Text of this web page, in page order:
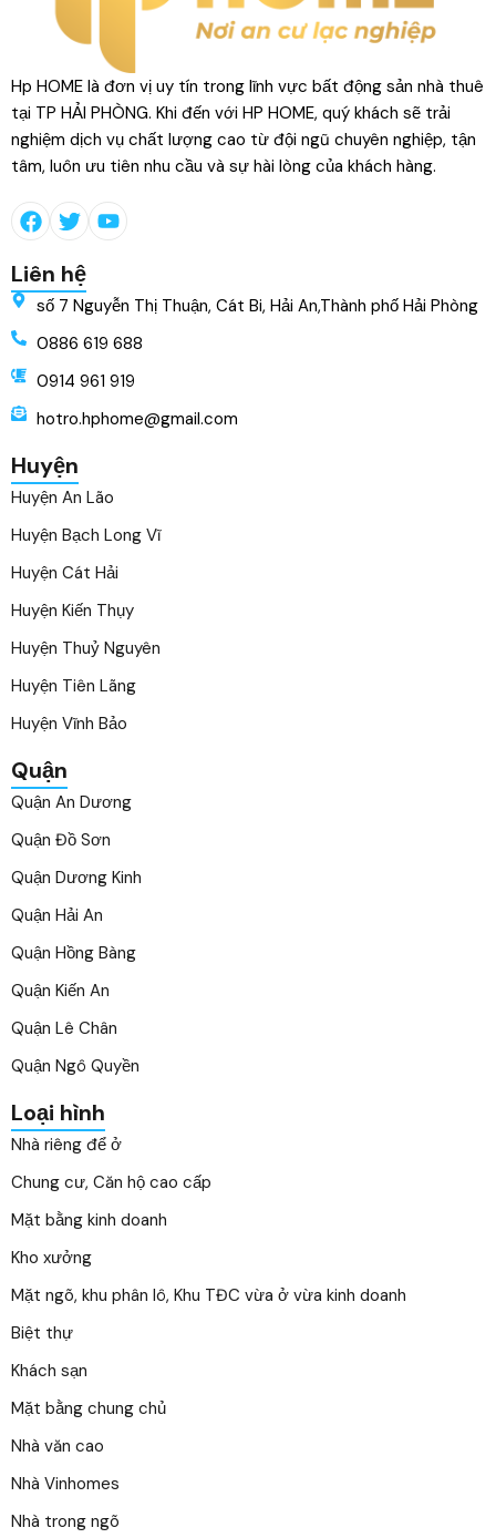
Hp HOME là đơn vị uy tín trong lĩnh vực bất động sản nhà thuê
tại TP HẢI PHÒNG. Khi đến với HP HOME, quý khách sẽ trải
nghiệm dịch vụ chất lượng cao từ đội ngũ chuyên nghiệp, tận
tâm, luôn ưu tiên nhu cầu và sự hài lòng của khách hàng.
Liên hệ
số 7 Nguyễn Thị Thuận, Cát Bi, Hải An,Thành phố Hải Phòng
0886 619 688
0914 961 919
hotro.hphome@gmail.com
Huyện
Huyện An Lão
Huyện Bạch Long Vĩ
Huyện Cát Hải
Huyện Kiến Thụy
Huyện Thuỷ Nguyên
Huyện Tiên Lãng
Huyện Vĩnh Bảo
Quận
Quận An Dương
Quận Đồ Sơn
Quận Dương Kinh
Quận Hải An
Quận Hồng Bàng
Quận Kiến An
Quận Lê Chân
Quận Ngô Quyền
Loại hình
Nhà riêng để ở
Chung cư, Căn hộ cao cấp
Mặt bằng kinh doanh
Kho xưởng
Mặt ngõ, khu phân lô, Khu TĐC vừa ở vừa kinh doanh
Biệt thự
Khách sạn
Mặt bằng chung chủ
Nhà văn cao
Nhà Vinhomes
Nhà trong ngõ